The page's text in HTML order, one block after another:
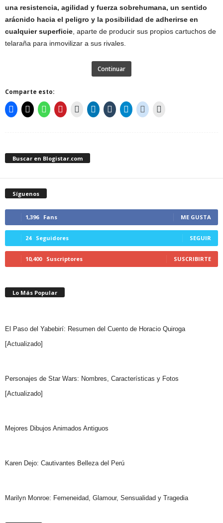
una resistencia, agilidad y fuerza sobrehumana, un sentido
arácnido hacia el peligro y la posibilidad de adherirse en
cualquier superficie , aparte de producir sus propios cartuchos de
telaraña para inmovilizar a sus rivales.
Continuar
Comparte esto:
Buscar en Blogistar.com
Síguenos
1,396 Fans ME GUSTA
24 Seguidores SEGUIR
10,400 Suscriptores SUSCRIBIRTE
Lo Más Popular
El Paso del Yabebirí: Resumen del Cuento de Horacio Quiroga
[Actualizado]
Personajes de Star Wars: Nombres, Características y Fotos
[Actualizado]
Mejores Dibujos Animados Antiguos
Karen Dejo: Cautivantes Belleza del Perú
Marilyn Monroe: Femeneidad, Glamour, Sensualidad y Tragedia